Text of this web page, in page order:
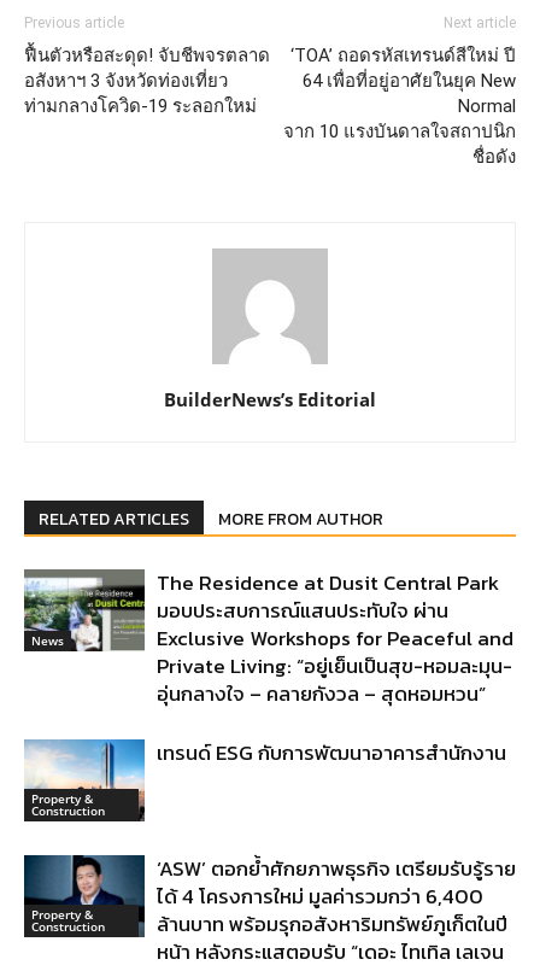
Previous article
ฟื้นตัวหรือสะดุด! จับชีพจรตลาด
อสังหาฯ 3 จังหวัดท่องเที่ยว
ท่ามกลางโควิด-19 ระลอกใหม่
Next article
‘TOA’ ถอดรหัสเทรนด์สีใหม่ ปี
64 เพื่อที่อยู่อาศัยในยุค New
Normal
จาก 10 แรงบันดาลใจสถาปนิก
ชื่อดัง
BuilderNews’s Editorial
RELATED ARTICLES MORE FROM AUTHOR
News
The Residence at Dusit Central Park
มอบประสบการณ์แสนประทับใจ ผ่าน
Exclusive Workshops for Peaceful and
Private Living: “อยู่เย็นเป็นสุข-หอมละมุน-
อุ่นกลางใจ – คลายกังวล – สุดหอมหวน”
Property &
Construction
เทรนด์ ESG กับการพัฒนาอาคารสำนักงาน
Property &
Construction
‘ASW’ ตอกย้ำศักยภาพธุรกิจ เตรียมรับรู้ราย
ได้ 4 โครงการใหม่ มูลค่ารวมกว่า 6,400
ล้านบาท พร้อมรุกอสังหาริมทรัพย์ภูเก็ตในปี
หน้า หลังกระแสตอบรับ “เดอะ ไทเทิล เลเจน